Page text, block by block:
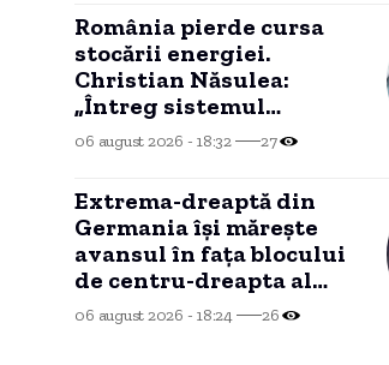
România pierde cursa
stocării energiei.
Christian Năsulea:
„Întreg sistemul
energetic este gândit să-
i dezavantajeze pe
06 august 2026 - 18:32 27
Extrema-dreaptă din
Germania îşi măreşte
avansul în faţa blocului
de centru-dreapta al
cancelarului Friedrich
Merz (sondaj)
06 august 2026 - 18:24 26